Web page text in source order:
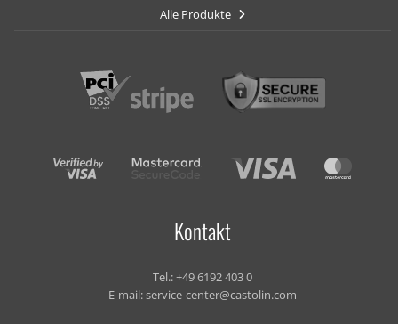
Alle Produkte
Kontakt
Tel.:+49 6192 403 0
E-mail:service-center@castolin.com